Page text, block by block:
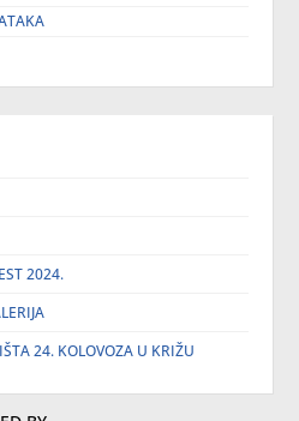
2024.
24. KOLOVOZA U KRIŽU